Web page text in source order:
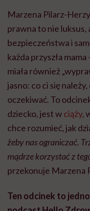
Marzena Pilarz-
prawna to nie
bezpieczeństwa i
każda przyszła
miała również
jasno: co ci się
oczekiwać. To
dziecko, jest wciąży,
chce rozumieć, jak
żeby nas ograniczać.
mądrze korzystać z
przekonuje Marzena
Ten odcinek to